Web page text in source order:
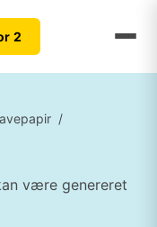
2
/
være genereret